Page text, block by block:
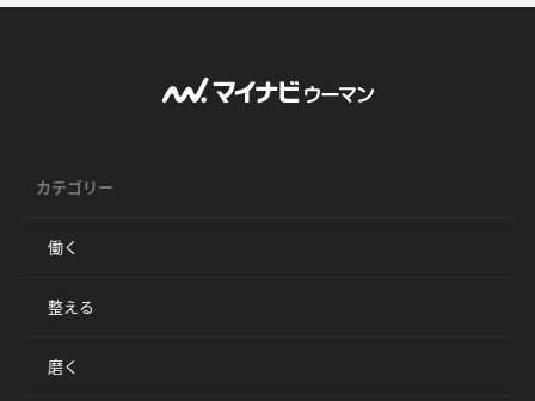
カテゴリー
働く
整える
磨く